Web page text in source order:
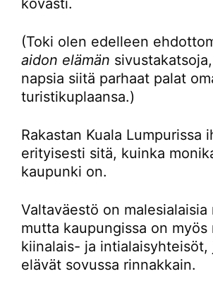
kovasti.
(Toki olen edelleen
aidon elämän
napsia siitä parhaat palat
turistikuplaansa.)
Rakastan Kuala Lumpurissa
erityisesti sitä, kuinka
kaupunki on.
Valtaväestö on malesialaisia
mutta kaupungissa on
kiinalais- ja intialaisyhteisöt,
elävät sovussa rinnakkain.